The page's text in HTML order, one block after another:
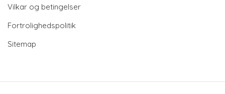
Vilkar og betingelser
Fortrolighedspolitik
Sitemap